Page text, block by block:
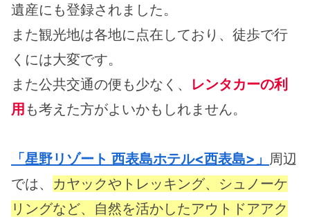
遺産にも登録されました。
また観光地は各地に点在しており、徒歩で行
くには大変です。
また公共交通の便も少なく、
レンタカーの利
用 も考えた方がよいかもしれません。
「星野リゾート 西表島ホテル<西表島>」 周辺
では、 カヤックやトレッキング、シュノーケ
リングなど、自然を活かしたアウトドアアク